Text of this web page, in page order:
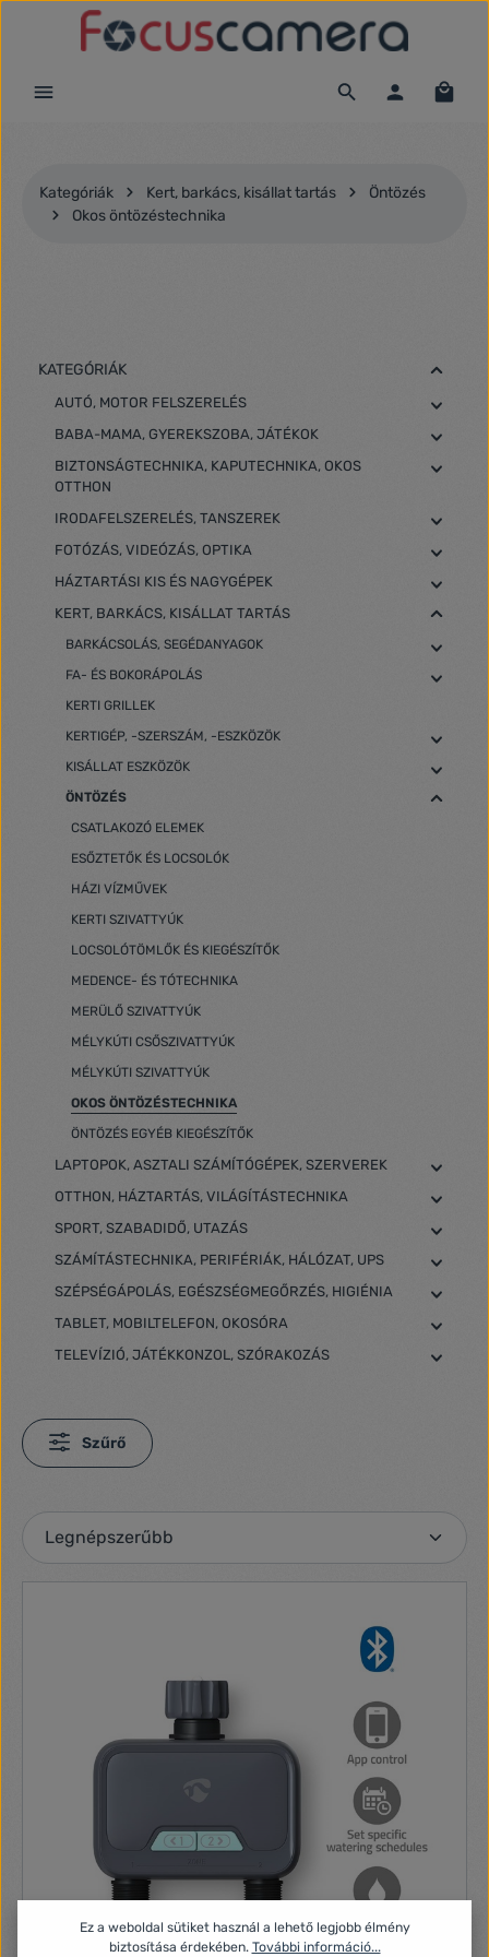
Ugrás a fő tartalomra
Kategóriák Kert, barkács, kisállat tartás
Öntözés
Okos öntözéstechnika
KATEGÓRIÁK
AUTÓ, MOTOR FELSZERELÉS
BABA-MAMA, GYEREKSZOBA, JÁTÉKOK
BIZTONSÁGTECHNIKA, KAPUTECHNIKA, OKOS
OTTHON
IRODAFELSZERELÉS, TANSZEREK
FOTÓZÁS, VIDEÓZÁS, OPTIKA
HÁZTARTÁSI KIS ÉS NAGYGÉPEK
KERT, BARKÁCS, KISÁLLAT TARTÁS
BARKÁCSOLÁS, SEGÉDANYAGOK
FA- ÉS BOKORÁPOLÁS
KERTI GRILLEK
KERTIGÉP, -SZERSZÁM, -ESZKÖZÖK
KISÁLLAT ESZKÖZÖK
ÖNTÖZÉS
CSATLAKOZÓ ELEMEK
ESŐZTETŐK ÉS LOCSOLÓK
HÁZI VÍZMŰVEK
KERTI SZIVATTYÚK
LOCSOLÓTÖMLŐK ÉS KIEGÉSZÍTŐK
MEDENCE- ÉS TÓTECHNIKA
MERÜLŐ SZIVATTYÚK
MÉLYKÚTI CSŐSZIVATTYÚK
MÉLYKÚTI SZIVATTYÚK
OKOS ÖNTÖZÉSTECHNIKA
ÖNTÖZÉS EGYÉB KIEGÉSZÍTŐK
LAPTOPOK, ASZTALI SZÁMÍTÓGÉPEK, SZERVEREK
OTTHON, HÁZTARTÁS, VILÁGÍTÁSTECHNIKA
SPORT, SZABADIDŐ, UTAZÁS
SZÁMÍTÁSTECHNIKA, PERIFÉRIÁK, HÁLÓZAT, UPS
SZÉPSÉGÁPOLÁS, EGÉSZSÉGMEGŐRZÉS, HIGIÉNIA
TABLET, MOBILTELEFON, OKOSÓRA
TELEVÍZIÓ, JÁTÉKKONZOL, SZÓRAKOZÁS
Szűrő
Ez a weboldal sütiket használ a lehető legjobb élmény
biztosítása érdekében. További információ...